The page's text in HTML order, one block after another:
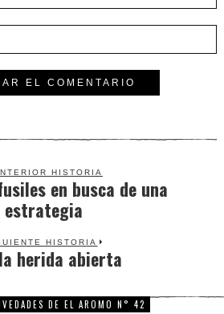
HISTORIA
Previous
post:
en busca de una
estrategia
HISTORIA
Next
herida abierta
DE EL AROMO N° 42